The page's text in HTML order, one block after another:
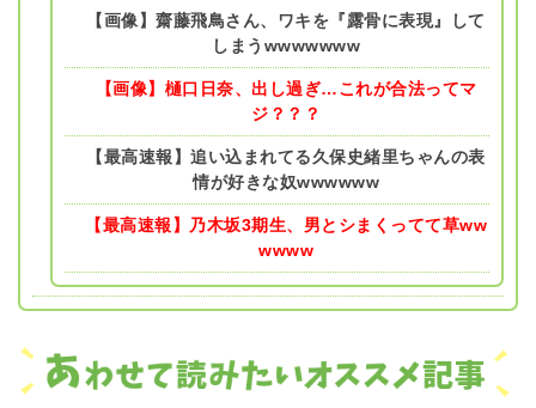
【画像】齋藤飛鳥さん、ワキを『露骨に表現』して
しまうwwwwwww
【画像】樋口日奈、出し過ぎ…これが合法ってマ
ジ？？？
【最高速報】追い込まれてる久保史緒里ちゃんの表
情が好きな奴wwwwww
【最高速報】乃木坂3期生、男とシまくってて草ww
wwww